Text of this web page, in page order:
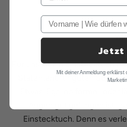
Für uns ist ein Einstecktuch
Statement für guten Stil. Es
Einstecktuch. Denn es
Jetzt
Mit deiner Anmeldung